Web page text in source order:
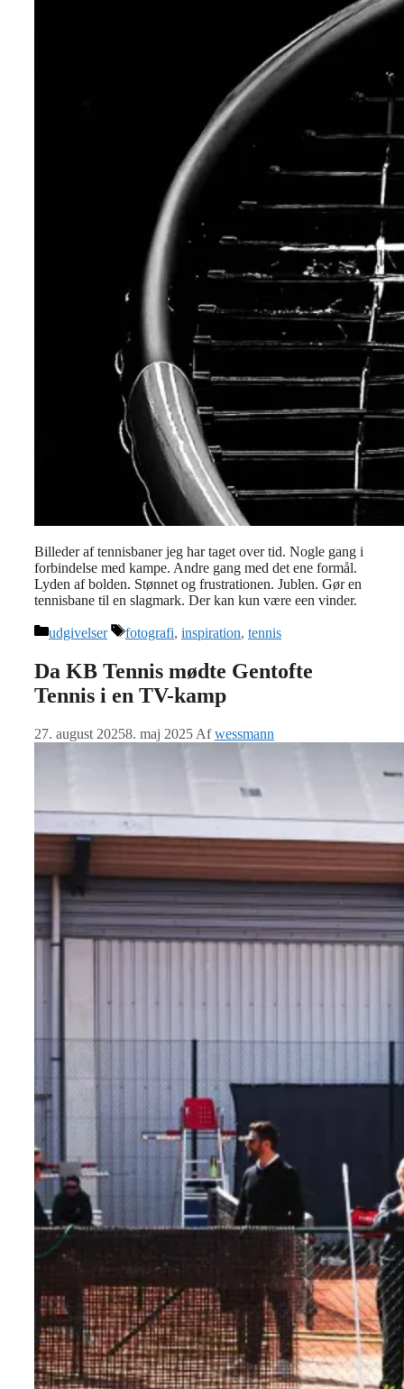
Billeder af tennisbaner jeg har taget over tid. Nogle gang i
forbindelse med kampe. Andre gang med det ene formål.
Lyden af bolden. Stønnet og frustrationen. Jublen. Gør en
tennisbane til en slagmark. Der kan kun være een vinder.
Kategorier
udgivelser Tags
fotografi, inspiration, tennis
Da KB Tennis mødte Gentofte
Tennis i en TV-kamp
27. august 20258. maj 2025 Afwessmann